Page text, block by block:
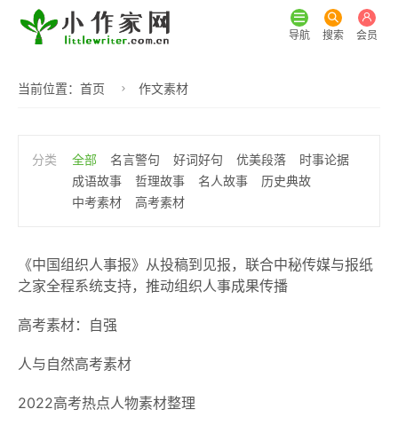
导航 搜索 会员
当前位置： 首页 作文素材
全部 名言警句 好词好句 优美段落
时事论据
成语故事
哲理故事 名人故事
历史典故
中考素材
高考素材
《中国组织人事报》从投稿到见报，联合中秘传媒与报纸
之家全程系统支持，推动组织人事成果传播
高考素材：自强
人与自然高考素材
2022高考热点人物素材整理